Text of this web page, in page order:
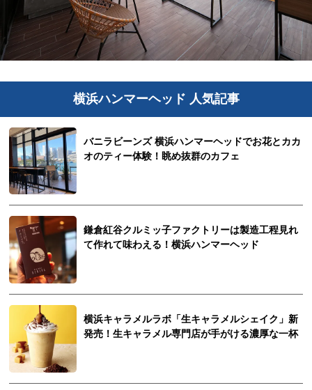
横浜ハンマーヘッド 人気記事
バニラビーンズ 横浜ハンマーヘッドでお花とカカ
オのティー体験！眺め抜群のカフェ
鎌倉紅谷クルミッ子ファクトリーは製造工程見れ
て作れて味わえる！横浜ハンマーヘッド
横浜キャラメルラボ「生キャラメルシェイク」新
発売！生キャラメル専門店が手がける濃厚な一杯